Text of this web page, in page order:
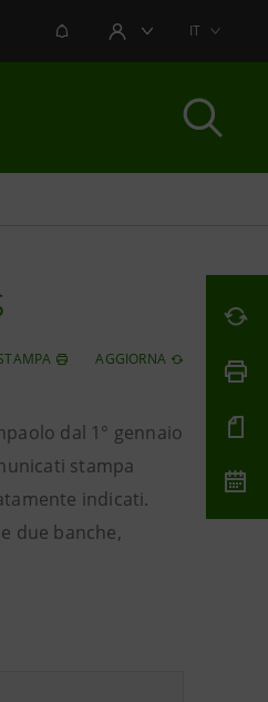
NOTIFICHEAREA UTENTEIT
AGGIORNA
dal 1° gennaio
stampa
indicati.
due banche,